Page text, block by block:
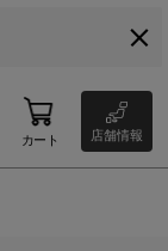
カート 店舗情報